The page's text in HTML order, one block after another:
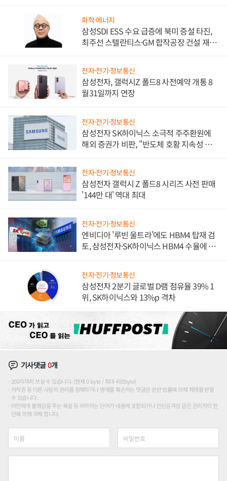
화학·에너지
삼성SDI ESS 수요 급증에 북미 증설 타진,
최주선 스텔란티스·GM 합작공장 건설 재추
전자·전기·정보통신
삼성전자, 갤럭시Z 폴드8 사전예약 개통 8
월31일까지 연장
전자·전기·정보통신
삼성전자 SK하이닉스 소극적 주주환원에
해외 증권가 비판, "반도체 호황 지속성 의
전자·전기·정보통신
삼성전자 갤럭시 Z 폴드8 시리즈 사전 판매
'144만 대' 역대 최대
전자·전기·정보통신
엔비디아 '루빈 울트라'에도 HBM4 탑재 검
토, 삼성전자·SK하이닉스 HBM4 수율에 주
전자·전기·정보통신
삼성전자 2분기 글로벌 D램 점유율 39% 1
위, SK하이닉스와 13%p 격차
기사댓글0개
200자까지 쓰실 수 있습니다. (현재 0 byte / 최대 400byte)
저작권 등 다른 사람의 권리를 침해하거나 명예를 훼손하는 댓글은 관련 법률에 의해 제재를 받을
수 있습니다.
타인에게 불쾌감을 주는 욕설 등 비하하는 단어가 내용에 포함되거나 인신공격성 글은 관리자의 판
단에 의해 삭제 합니다.